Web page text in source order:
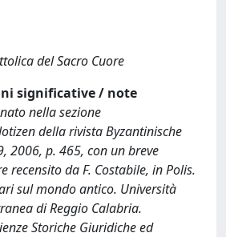
del Sacro Cuore
significative / note
nella sezione
della rivista Byzantinische
2006, p. 465, con un breve
recensito da F. Costabile, in Polis.
sul mondo antico. Università
di Reggio Calabria.
Storiche Giuridiche ed